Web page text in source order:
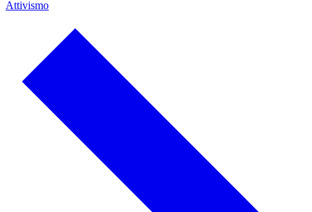
Attivismo